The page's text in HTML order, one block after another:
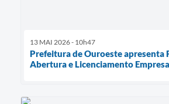
13 MAI 2026 - 10h47
Prefeitura de Ouroeste apresenta
Abertura e Licenciamento